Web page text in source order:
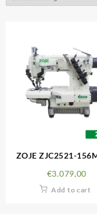
ZOJE ZJC2521-
€3.079,00
Add to cart